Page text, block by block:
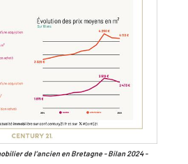
de l’ancien en Bretagne - Bilan 2024 -